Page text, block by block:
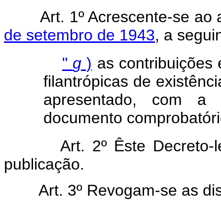
Art. 1º Acrescente-se
de setembro de 1943, a
" g ) as contribuições
filantrópicas de
apresentado, com a
documento
Art. 2º Êste
publicação.
Art. 3º Revogam-se as